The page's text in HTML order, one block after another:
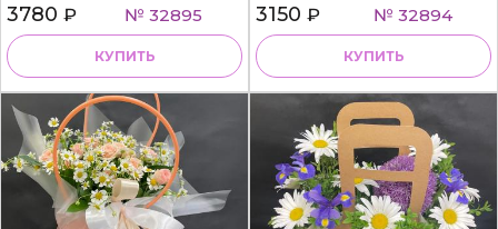
3780 ₽ № 32895
КУПИТЬ
3150 ₽ № 32894
КУПИТЬ